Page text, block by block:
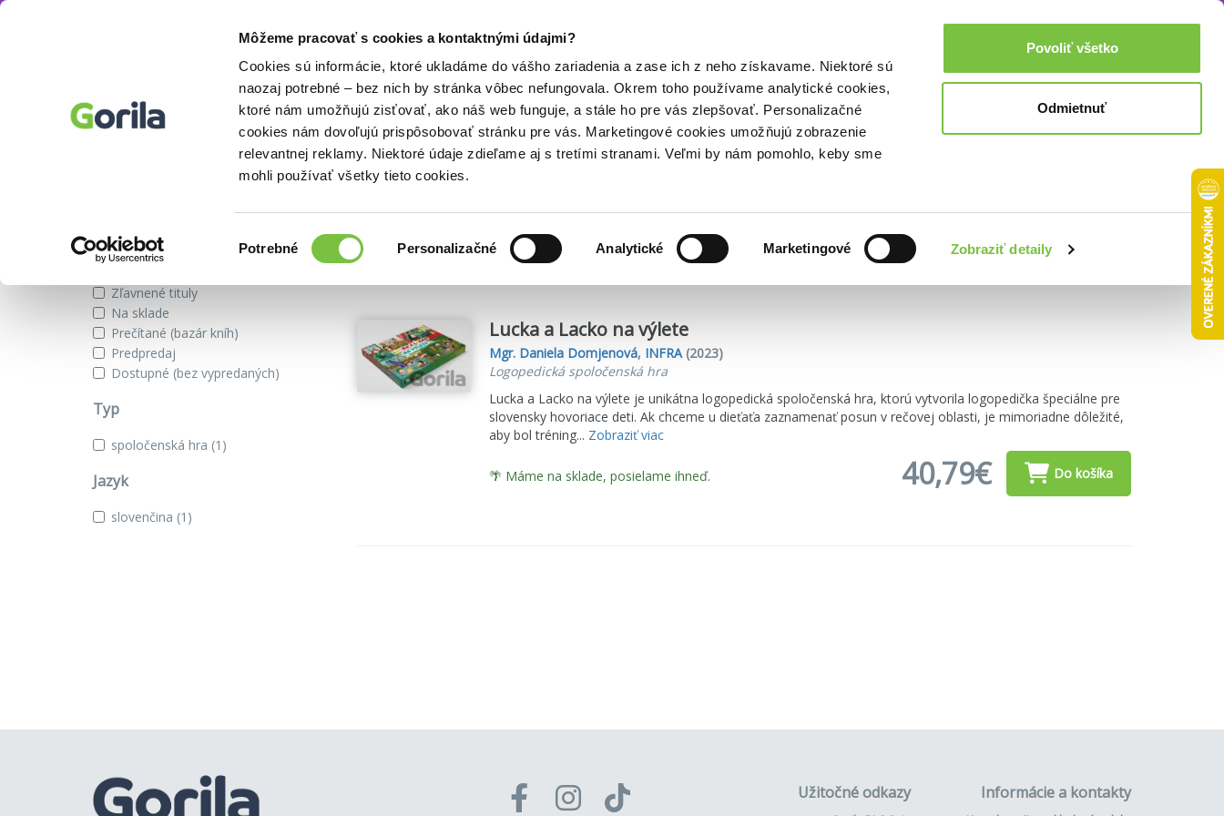
Môžeme pracovať s cookies a kontaktnými údajmi?
Cookies sú informácie, ktoré ukladáme do vášho zariadenia a zase ich z neho získavame. Niektoré sú
naozaj potrebné – bez nich by stránka vôbec nefungovala. Okrem toho používame analytické cookies,
ktoré nám umožňujú zisťovať, ako náš web funguje, a stále ho pre vás zlepšovať. Personalizačné
cookies nám dovoľujú prispôsobovať stránku pre vás. Marketingové cookies umožňujú zobrazenie
relevantnej reklamy. Niektoré údaje zdieľame aj s tretími stranami. Veľmi by nám pomohlo, keby sme
mohli používať všetky tieto cookies.
súhlasu
Potrebné Personalizačné Analytické Marketingové Zobraziť detaily
Povoliť všetko
Odmietnuť
Doplnky Prihlásenie 0,00€
Mgr. Daniela Domjenová Akcie a zľavy
Knihy autora Mgr. Daniela Domjenová
Zobraziť iba
Zľavnené tituly
Na sklade
Prečítané (bazár kníh)
Predpredaj
Dostupné (bez vypredaných)
Typ
spoločenská hra (1)
Jazyk
slovenčina (1)
Našli sme Zoradiť podľa:
Lucka a Lacko na výlete
Mgr. Daniela Domjenová, INFRA(2023)
Logopedická spoločenská hra
Lucka a Lacko na výlete je unikátna logopedická spoločenská hra, ktorú vytvorila logopedička špeciálne pre
slovensky hovoriace deti. Ak chceme u dieťaťa zaznamenať posun v rečovej oblasti, je mimoriadne dôležité,
aby bol tréning... Zobraziť viac
🌴 Máme na sklade, posielame ihneď. 40,79€ Do košíka
Užitočné odkazy Informácie a kontakty